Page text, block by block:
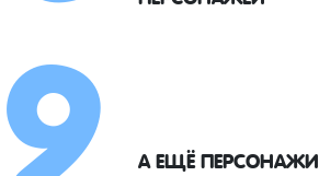
А ЕЩЁ ПЕРСОНАЖИ